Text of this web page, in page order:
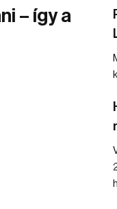
– így a